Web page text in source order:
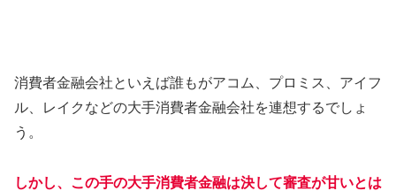
消費者金融会社といえば誰もがアコム、プロミス、アイフ
ル、レイクなどの大手消費者金融会社を連想するでしょ
う。
しかし、この手の大手消費者金融は決して審査が甘いとは